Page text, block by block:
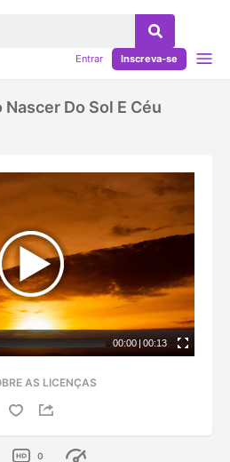
Entrar Inscreva-se
Do Sol E Céu
00:00 | 00:13
AS LICENÇAS
0